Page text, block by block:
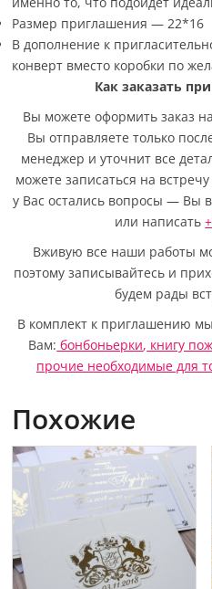
Размер приглашения — 22*16
В дополнение к
конверт вместо коробки по
Как заказать
Вы можете оформить заказ
Вы отправляете только
менеджер и уточнит все
можете записаться на
у Вас остались вопросы — Вы
или написать
Вживую все наши работы
поэтому записывайтесь и
будем рады
В комплект к приглашению
Вам: бонбоньерки, книгу
прочие необходимые для
Похожие